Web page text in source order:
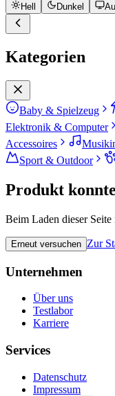
Hell Dunkel
Kategorien
Baby & Spielzeug
Elektronik & Computer
Accessoires
Sport & Outdoor
Produkt
Beim Laden dieser
Erneut versuchen Zur
Unternehmen
Über uns
Testlabor
Karriere
Services
Datenschutz
Impressum